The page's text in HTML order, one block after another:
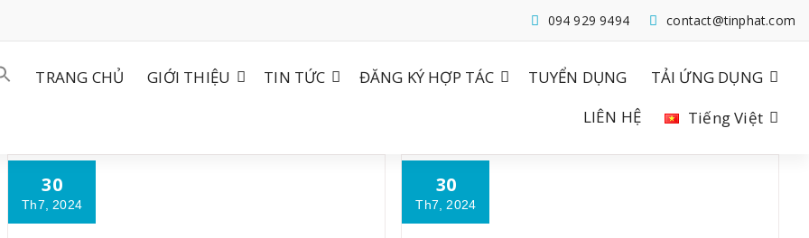
contact@tinphat.com
094 929 9494
TRANG CHỦ GIỚI THIỆU TIN TỨC ĐĂNG KÝ HỢP TÁC TUYỂN DỤNG
TẢI ỨNG DỤNG
LIÊN HỆ
Tiếng Việt
30
Th7, 2024
30
Th7, 2024